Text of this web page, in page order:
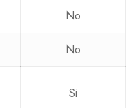
No
No
Si